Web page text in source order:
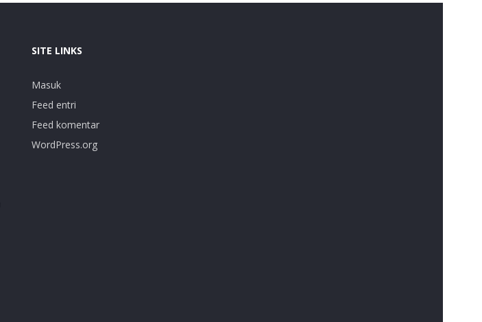
SITE LINKS
Masuk
Feed entri
Feed komentar
WordPress.org